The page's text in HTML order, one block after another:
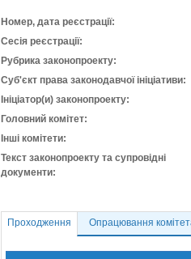
Номер, дата реєстрації:
Сесія реєстрації:
Рубрика законопроекту:
Суб'єкт права законодавчої ініціативи:
Ініціатор(и) законопроекту:
Головний комітет:
Інші комітети:
Текст законопроекту та супровідні
документи:
Проходження Опрацювання